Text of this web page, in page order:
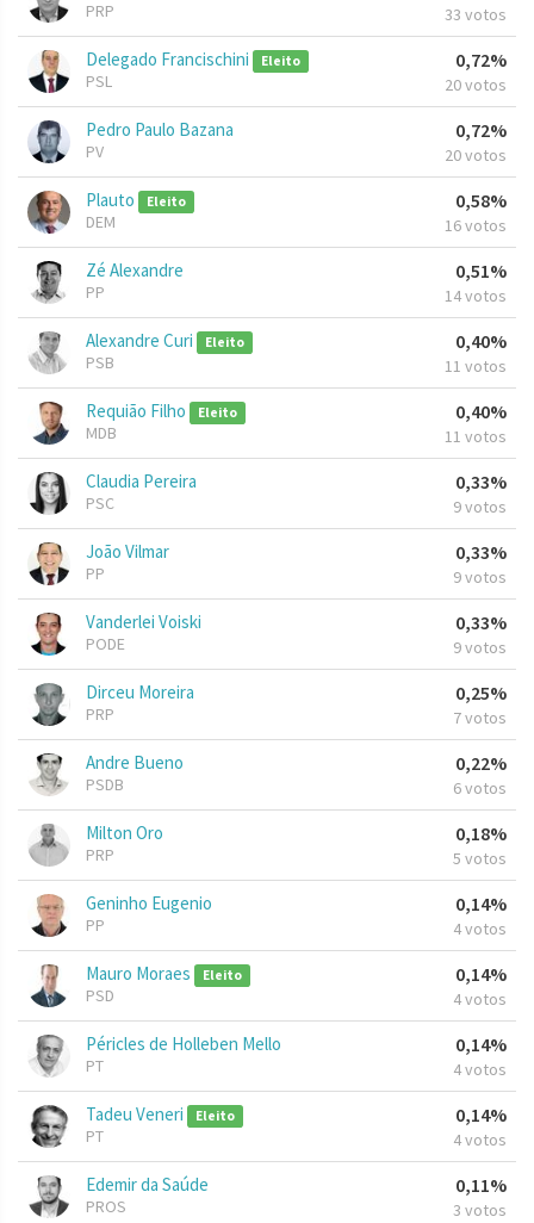
PRP 33 votos
Delegado Francischini Eleito
PSL
0,72%
20 votos
Pedro Paulo Bazana
PV
0,72%
20 votos
Plauto Eleito
DEM
0,58%
16 votos
Zé Alexandre
PP
0,51%
14 votos
Alexandre Curi Eleito
PSB
0,40%
11 votos
Requião Filho Eleito
MDB
0,40%
11 votos
Claudia Pereira
PSC
0,33%
9 votos
João Vilmar
PP
0,33%
9 votos
Vanderlei Voiski
PODE
0,33%
9 votos
Dirceu Moreira
PRP
0,25%
7 votos
Andre Bueno
PSDB
0,22%
6 votos
Milton Oro
PRP
0,18%
5 votos
Geninho Eugenio
PP
0,14%
4 votos
Mauro Moraes Eleito
PSD
0,14%
4 votos
Péricles de Holleben Mello
PT
0,14%
4 votos
Tadeu Veneri Eleito
PT
0,14%
4 votos
Edemir da Saúde
PROS
0,11%
3 votos